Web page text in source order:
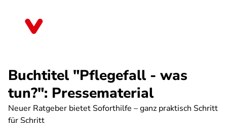
Buchtitel "Pflegefall - was
tun?": Pressematerial
Neuer Ratgeber bietet Soforthilfe – ganz praktisch Schritt
für Schritt